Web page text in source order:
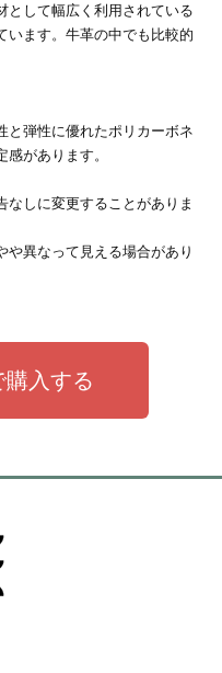
として幅広く利用されている
います。牛革の中でも比較的
と弾性に優れたポリカーボネ
があります。
しに変更することがありま
異なって見える場合があり
入する